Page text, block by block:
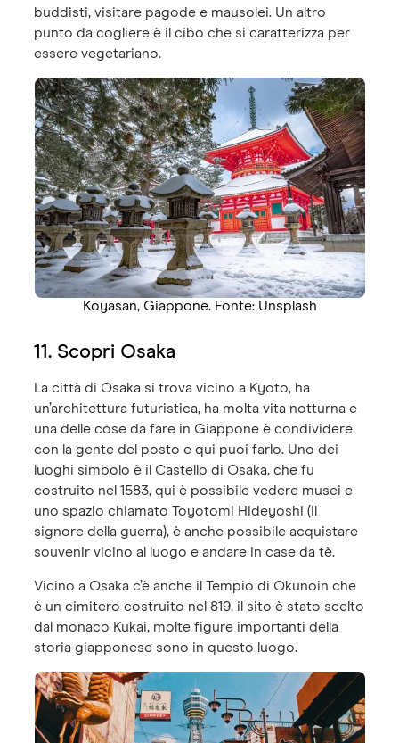
buddisti, visitare pagode e mausolei. Un altro
punto da cogliere è il cibo che si caratterizza per
essere vegetariano.
Koyasan, Giappone. Fonte: Unsplash
11. Scopri Osaka
La città di Osaka si trova vicino a Kyoto, ha
un’architettura futuristica, ha molta vita notturna e
una delle cose da fare in Giappone è condividere
con la gente del posto e qui puoi farlo. Uno dei
luoghi simbolo è il Castello di Osaka, che fu
costruito nel 1583, qui è possibile vedere musei e
uno spazio chiamato Toyotomi Hideyoshi (il
signore della guerra), è anche possibile acquistare
souvenir vicino al luogo e andare in case da tè.
Vicino a Osaka c’è anche il Tempio di Okunoin che
è un cimitero costruito nel 819, il sito è stato scelto
dal monaco Kukai, molte figure importanti della
storia giapponese sono in questo luogo.